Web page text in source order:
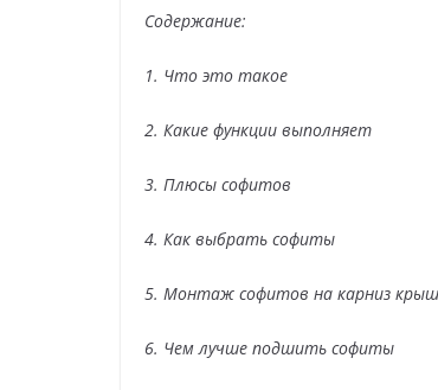
Содержание:
1. Что это такое
2. Какие функции выполняет
3. Плюсы софитов
4. Как выбрать софиты
5. Монтаж софитов на карниз
6. Чем лучше подшить софиты